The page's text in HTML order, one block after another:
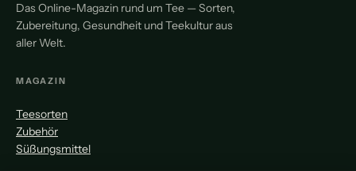
Das Online-Magazin rund um Tee — Sorten,
Zubereitung, Gesundheit und Teekultur aus
aller Welt.
MAGAZIN
Teesorten
Zubehör
Süßungsmittel